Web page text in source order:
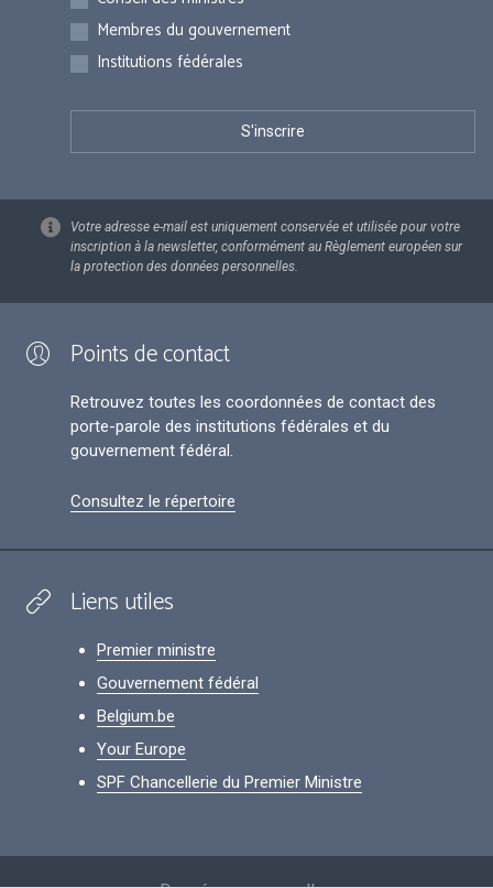
Membres du gouvernement
Institutions fédérales
Votre adresse e-mail est uniquement conservée et utilisée pour votre
inscription à la newsletter, conformément au Règlement européen sur
la protection des données personnelles.
Points de contact
Retrouvez toutes les coordonnées de contact des
porte-parole des institutions fédérales et du
gouvernement fédéral.
Consultez le répertoire
Liens utiles
Premier ministre
Gouvernement fédéral
Belgium.be
Your Europe
SPF Chancellerie du Premier Ministre